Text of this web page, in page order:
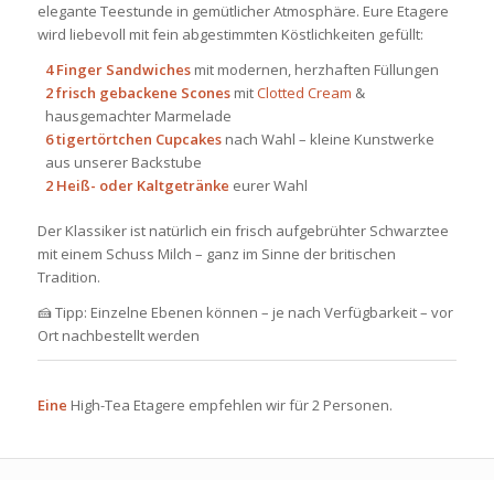
elegante Teestunde in gemütlicher Atmosphäre. Eure Etagere
wird liebevoll mit fein abgestimmten Köstlichkeiten gefüllt:
4 Finger Sandwichesmit modernen, herzhaften Füllungen
2 frisch gebackene SconesmitClotted Cream &
hausgemachter Marmelade
6 tigertörtchen Cupcakesnach Wahl – kleine Kunstwerke
aus unserer Backstube
2 Heiß- oder Kaltgetränke eurer Wahl
Der Klassiker ist natürlich ein frisch aufgebrühter Schwarztee
mit einem Schuss Milch – ganz im Sinne der britischen
Tradition.
🍰 Tipp: Einzelne Ebenen können – je nach Verfügbarkeit – vor
Ort nachbestellt werden
Eine High-Tea Etagere empfehlen wir für 2 Personen.